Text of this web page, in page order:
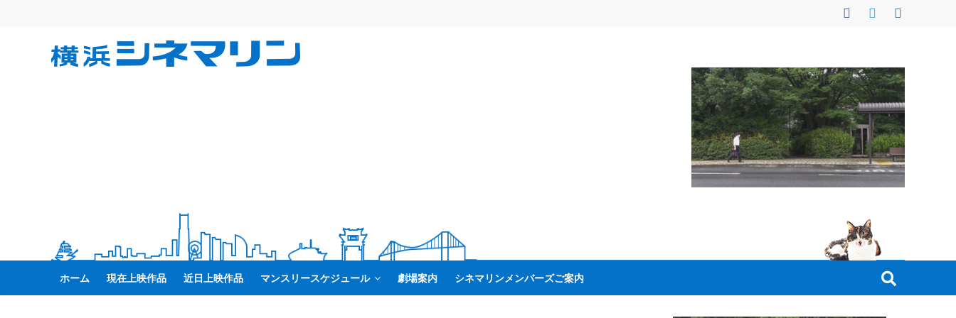
横
リ
ン
ホーム 現在上映作品 近日上映作品 マンスリースケジュール 劇場案内 シネマリンメンバーズご案内